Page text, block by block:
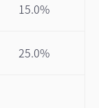
15.0%
25.0%